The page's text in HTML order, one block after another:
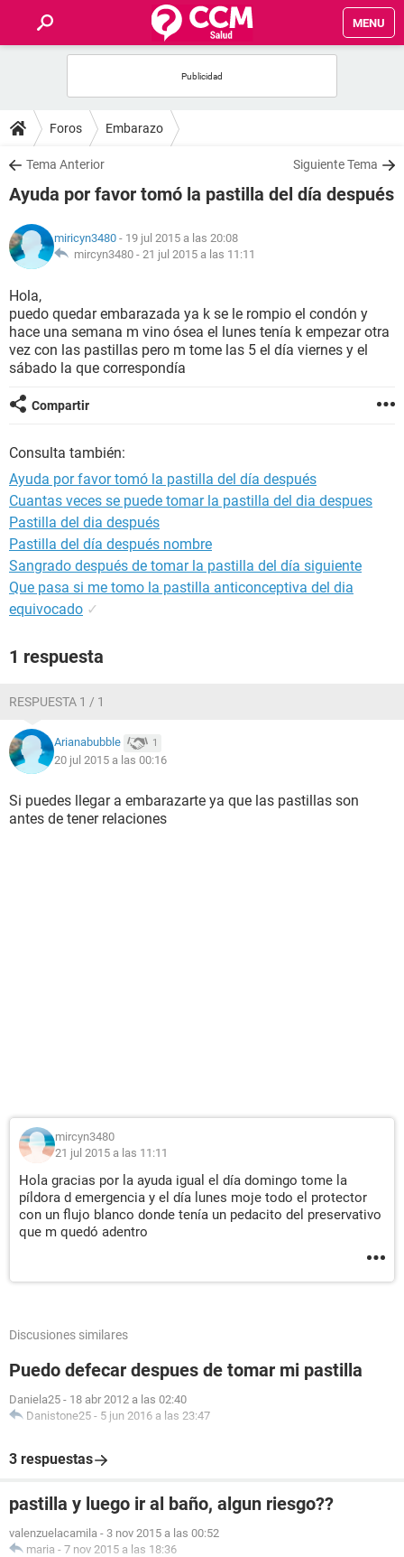
MENU
FOROS
SALUD
FAMILIA
NUTRICIÓN
BIENESTAR
SEXUALIDAD
GLOSARIO
Foros Embarazo
Tema Anterior Siguiente Tema
Ayuda por favor tomó la pastilla del día después
miricyn3480 - 19 jul 2015 a las 20:08
mircyn3480 - 21 jul 2015 a las 11:11
Hola,
puedo quedar embarazada ya k se le rompio el condón y
hace una semana m vino ósea el lunes tenía k empezar otra
vez con las pastillas pero m tome las 5 el día viernes y el
sábado la que correspondía
Compartir
Consulta también:
Ayuda por favor tomó la pastilla del día después
Cuantas veces se puede tomar la pastilla del dia despues
Pastilla del dia después
Pastilla del día después nombre
Sangrado después de tomar la pastilla del día siguiente
Que pasa si me tomo la pastilla anticonceptiva del dia
equivocado ✓
1 respuesta
RESPUESTA 1 / 1
Arianabubble 1
20 jul 2015 a las 00:16
Si puedes llegar a embarazarte ya que las pastillas son
antes de tener relaciones
mircyn3480
21 jul 2015 a las 11:11
Hola gracias por la ayuda igual el día domingo tome la
píldora d emergencia y el día lunes moje todo el protector
con un flujo blanco donde tenía un pedacito del preservativo
que m quedó adentro
Discusiones similares
Puedo defecar despues de tomar mi pastilla
Daniela25 - 18 abr 2012 a las 02:40
Danistone25 - 5 jun 2016 a las 23:47
3 respuestas
pastilla y luego ir al baño, algun riesgo??
valenzuelacamila - 3 nov 2015 a las 00:52
maria - 7 nov 2015 a las 18:36